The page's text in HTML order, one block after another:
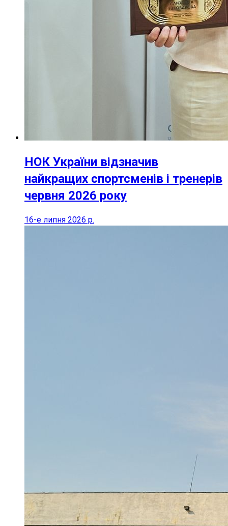
НОК України відзначив
найкращих спортсменів і тренерів
червня 2026 року
16-е липня 2026 р.